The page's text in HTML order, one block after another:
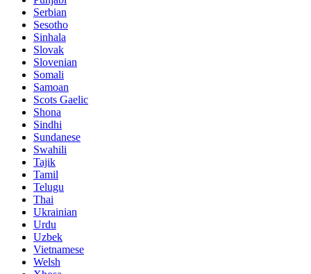
Serbian
Sesotho
Sinhala
Slovak
Slovenian
Somali
Samoan
Scots Gaelic
Shona
Sindhi
Sundanese
Swahili
Tajik
Tamil
Telugu
Thai
Ukrainian
Urdu
Uzbek
Vietnamese
Welsh